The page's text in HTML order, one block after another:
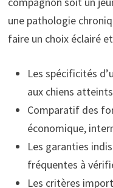
une pathologie
faire un choix éclairé
Les spécificités
aux chiens
Comparatif des
économique,
Les garanties
fréquentes à
Les critères